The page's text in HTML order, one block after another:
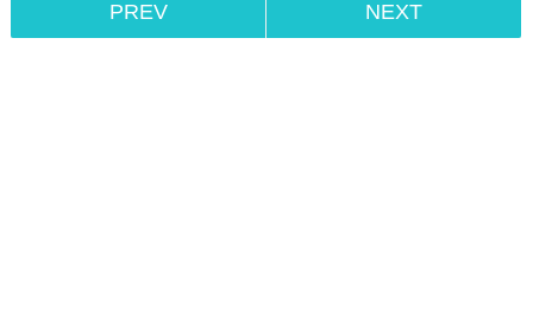
PREV NEXT